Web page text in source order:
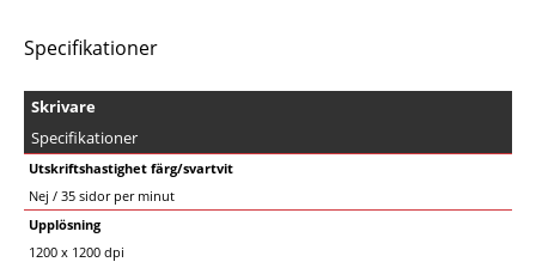
Specifikationer
Skrivare
Specifikationer
Utskriftshastighet färg/svartvit
Nej / 35 sidor per minut
Upplösning
1200 x 1200 dpi